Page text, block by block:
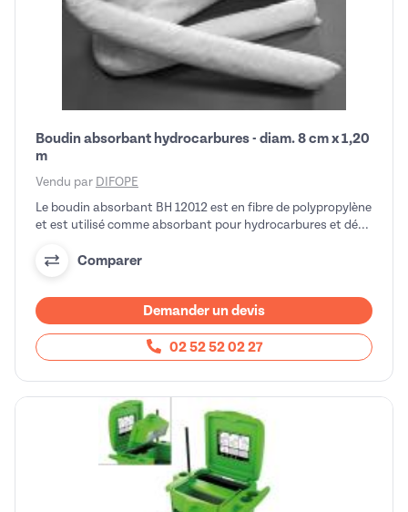
Boudin absorbant hydrocarbures - diam. 8 cm x 1,20
m
Vendu par DIFOPE
Le boudin absorbant BH 12012 est en fibre de polypropylène
et est utilisé comme absorbant pour hydrocarbures et dé...
Comparer
Demander un devis
02 52 52 02 27